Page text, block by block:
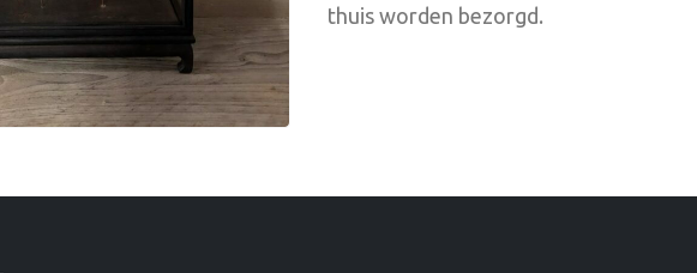
thuis worden bezorgd.